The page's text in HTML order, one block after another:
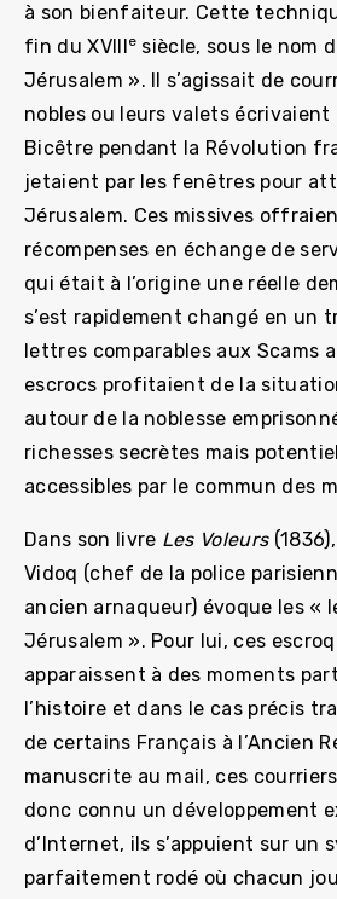
à son bienfaiteur. Cette
fin du XVIII
e siècle, sous le nom
Jérusalem ». Il s’agissait de
nobles ou leurs valets écrivaient
Bicêtre pendant la Révolution
jetaient par les fenêtres pour
Jérusalem. Ces missives
récompenses en échange de
qui était à l’origine une réelle
s’est rapidement changé en un
lettres comparables aux Scams
escrocs profitaient de la
autour de la noblesse
richesses secrètes mais
accessibles par le commun des
Dans son livre Les Voleurs
Vidoq (chef de la police
ancien arnaqueur) évoque les «
Jérusalem ». Pour lui, ces
apparaissent à des moments
l’histoire et dans le cas précis
de certains Français à l’Ancien
manuscrite au mail, ces
donc connu un développement
d’Internet, ils s’appuient sur un
parfaitement rodé où chacun